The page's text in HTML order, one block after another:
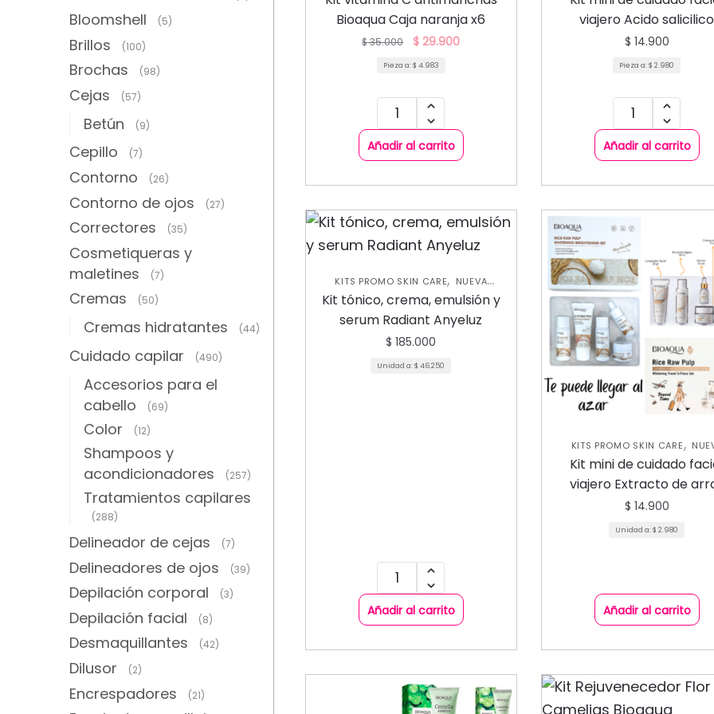
,
CARE,NUEVA COLECCIÓN,OFERTAS
SKIN CARE FACIAL
Bioaqua Caja naranja x6
$35.000 $ 29.900
Pieza a:$ 4.983
Añadir al carrito
, ,
FACIAL
viajero Acido salicilico
Bioaqua
$ 14.900
Pieza a:$ 2.980
Añadir al carrito
KITS PROMO SKIN CARE, NUEVA
COLECCIÓN,SKIN CARE FACIAL
Kit tónico, crema, emulsión y
serum Radiant Anyeluz
$ 185.000
Unidad a:$ 46.250
Añadir al carrito
KITS PROMO SKIN CARE,
COLECCIÓN, SKIN CARE
Kit mini de cuidado
viajero Extracto de
Bioaqua
$ 14.900
Unidad a:$ 2.980
Añadir al carrito
Bloomshell (5)
Brillos (100)
Brochas (98)
Cejas (57)
Betún (9)
Cepillo (7)
Contorno (26)
Contorno de ojos (27)
Correctores (35)
Cosmetiqueras y
maletines
(7)
Cremas (50)
Cremas hidratantes (44)
Cuidado capilar (490)
Accesorios para el
cabello
(69)
Color (12)
Shampoos y
acondicionadores
(257)
Tratamientos capilares
(288)
Delineador de cejas (7)
Delineadores de ojos (39)
Depilación corporal (3)
Depilación facial (8)
Desmaquillantes (42)
Dilusor (2)
Encrespadores (21)